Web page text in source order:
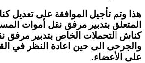
هذا وتم تأجيل الموافقة على تعديل
المتعلق بتدبير مرفق نقل أموات
كناش التحملات الخاص بتدبير مرفق
والجرحى الى حين اعادة النظر في
على الأعضاء.